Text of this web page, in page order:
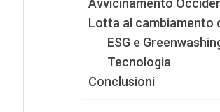
Avvicinamento
Lotta al cambiamento
ESG e
Tecnologia
Conclusioni